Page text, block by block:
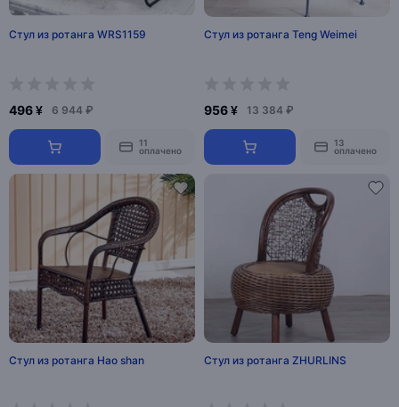
Стул из ротанга WRS1159
496 ¥ 6 944 ₽
11
оплачено
Стул из ротанга Teng Weimei
956 ¥ 13 384 ₽
13
оплачено
Стул из ротанга Hao shan Стул из ротанга ZHURLINS